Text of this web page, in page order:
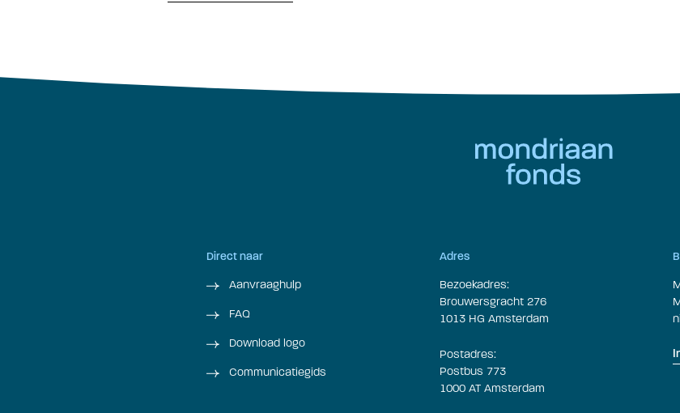
Direct naar
Aanvraaghulp
FAQ
Download logo
Communicatiegids
Adres
Bezoekadres:
Brouwersgracht 276
1013 HG Amsterdam
Postadres:
Postbus 773
1000 AT Amsterdam